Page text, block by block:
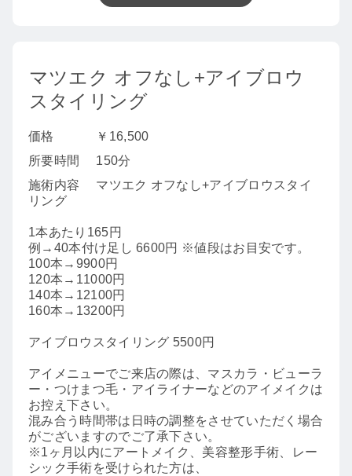
マツエク オフなし+アイブロウ
スタイリング
価格
￥16,500
所要時間
150分
施術内容
マツエク オフなし+アイブロウスタイ
リング
1本あたり165円
例→40本付け足し 6600円 ※値段はお目安です。
100本→9900円
120本→11000円
140本→12100円
160本→13200円
アイブロウスタイリング 5500円
アイメニューでご来店の際は、マスカラ・ビューラ
ー・つけまつ毛・アイライナーなどのアイメイクは
お控え下さい。
混み合う時間帯は日時の調整をさせていただく場合
がございますのでご了承下さい。
※1ヶ月以内にアートメイク、美容整形手術、レー
シック手術を受けられた方は、